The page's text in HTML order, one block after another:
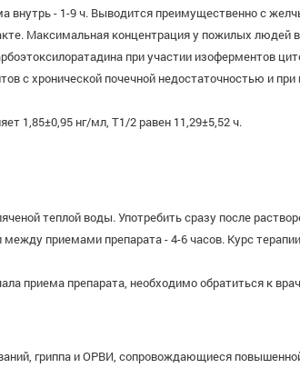
внутрь - 1-9 ч. Выводится преимущественно с
Максимальная концентрация у пожилых людей
при участии изоферментов
с хронической почечной недостаточностью и
1,85±0,95 нг/мл, T1/2 равен 11,29±5,52 ч.
теплой воды. Употребить сразу после
приемами препарата - 4-6 часов. Курс
приема препарата, необходимо обратиться к
гриппа и ОРВИ, сопровождающиеся